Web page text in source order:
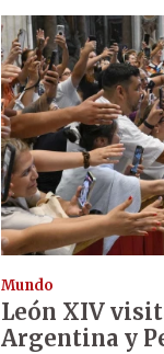
Mundo
León XIV
Argentina y